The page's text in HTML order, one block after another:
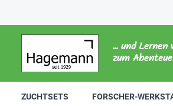
... und Lernen
zum
ZUCHTSETS FORSCHER-